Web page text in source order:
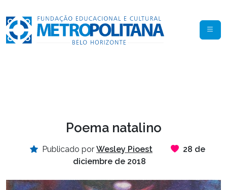
Poema natalino
Publicado por Wesley Pioest
28 de
diciembre de 2018